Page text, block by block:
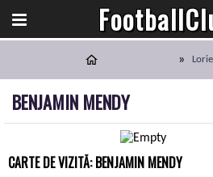
BENJAMIN MENDY
CARTE DE VIZITĂ: BENJAMIN MENDY